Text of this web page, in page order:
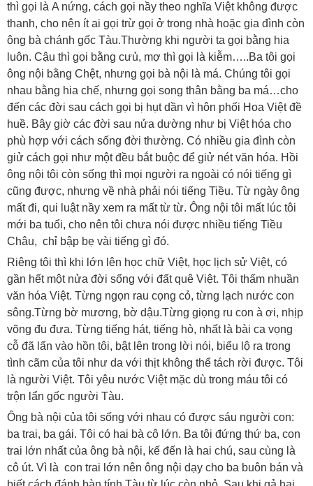
thì gọi là A nứng, cách gọi nầy theo nghĩa Việt không được
thanh, cho nên ít ai gọi trừ gọi ở trong nhà hoặc gia đình còn
ông bà chánh gốc Tàu.Thường khi người ta gọi bằng hia
luôn. Cậu thì gọi bằng cưủ, mợ thì gọi là kiễm…..Ba tôi gọi
ông nội bằng Chệt, nhưng gọi bà nội là má. Chúng tôi gọi
nhau bằng hia chế, nhưng gọi song thân bằng ba má…cho
đến các đời sau cách gọi bị hụt dần vì hôn phối Hoa Việt đề
huề. Bây giờ các đời sau nửa dường như bị Việt hóa cho
phù hợp với cách sống đời thường. Có nhiều gia đình còn
giử cách gọi như một đều bắt buộc để giử nét văn hóa. Hồi
ông nội tôi còn sống thì mọi người ra ngoài có nói tiếng gì
cũng được, nhưng về nhà phải nói tiếng Tiều. Từ ngày ông
mất đi, qui luật nầy xem ra mất từ từ. Ông nội tôi mất lúc tôi
mới ba tuổi, cho nên tôi chưa nói được nhiều tiếng Tiều
Châu, chỉ bập bẹ vài tiếng gì đó.
Riêng tôi thì khi lớn lên học chữ Việt, học lịch sử Việt, có
gần hết một nửa đời sống với đất quê Việt. Tôi thấm nhuần
văn hóa Việt. Từng ngọn rau cọng cỏ, từng lạch nước con
sông.Từng bờ mương, bờ dậu.Từng giọng ru con à ơi, nhịp
võng đu đưa. Từng tiếng hát, tiếng hò, nhất là bài ca vọng
cỗ đã lẩn vào hồn tôi, bật lên trong lời nói, biểu lộ ra trong
tình cãm của tôi như da với thịt không thể tách rời được. Tôi
là người Việt. Tôi yêu nước Việt mặc dù trong máu tôi có
trộn lẩn gốc người Tàu.
Ông bà nội của tôi sống với nhau có được sáu người con:
ba trai, ba gái. Tôi có hai bà cô lớn. Ba tôi đứng thứ ba, con
trai lớn nhất của ông bà nội, kế đến là hai chú, sau cùng là
cô út. Vì là con trai lớn nên ông nội dạy cho ba buôn bán và